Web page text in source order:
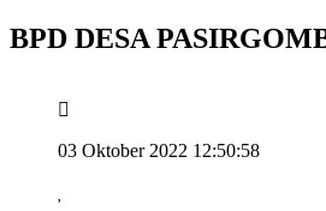
BPD DESA
03 Oktober 2022 12:50:58